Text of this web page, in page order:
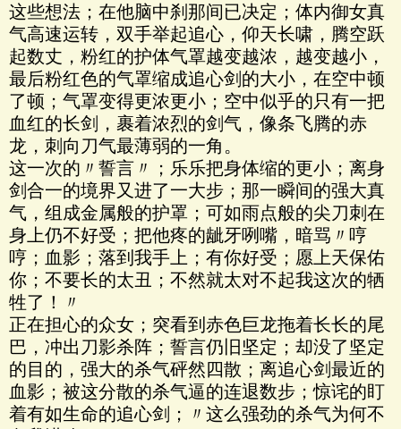
这些想法；在他脑中刹那间已决定；体内御女真
气高速运转，双手举起追心，仰天长啸，腾空跃
起数丈，粉红的护体气罩越变越浓，越变越小，
最后粉红色的气罩缩成追心剑的大小，在空中顿
了顿；气罩变得更浓更小；空中似乎的只有一把
血红的长剑，裹着浓烈的剑气，像条飞腾的赤
龙，刺向刀气最薄弱的一角。
这一次的〃誓言〃；乐乐把身体缩的更小；离身
剑合一的境界又进了一大步；那一瞬间的强大真
气，组成金属般的护罩；可如雨点般的尖刀刺在
身上仍不好受；把他疼的龇牙咧嘴，暗骂〃哼
哼；血影；落到我手上；有你好受；愿上天保佑
你；不要长的太丑；不然就太对不起我这次的牺
牲了！〃
正在担心的众女；突看到赤色巨龙拖着长长的尾
巴，冲出刀影杀阵；誓言仍旧坚定；却没了坚定
的目的，强大的杀气砰然四散；离追心剑最近的
血影；被这分散的杀气逼的连退数步；惊诧的盯
着有如生命的追心剑；〃这么强劲的杀气为何不